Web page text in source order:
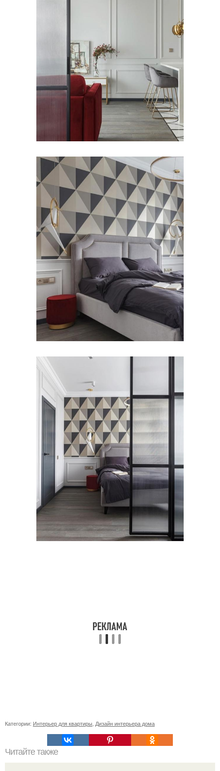
Категории: Интерьер для квартиры Дизайн интерьера дома
Читайте также